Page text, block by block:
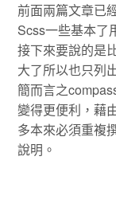
前面兩篇文章已
Scss一些基本了
接下來要說的是
大了所以也只列
簡而言之
變得更便利，藉
多本來必須重複
說明。